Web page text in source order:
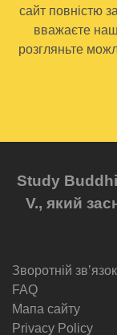
сайт повністю
вважаєте
розгляньте
Study
V., який
Зворотній звʼязок
FAQ
Мапа сайту
Privacy Policy